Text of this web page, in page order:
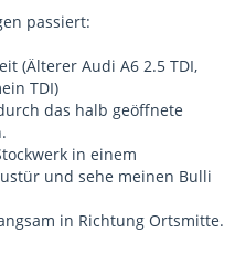
passiert:
(Älterer Audi A6 2.5 TDI,
TDI)
das halb geöffnete
in einem
und sehe meinen Bulli
in Richtung Ortsmitte.